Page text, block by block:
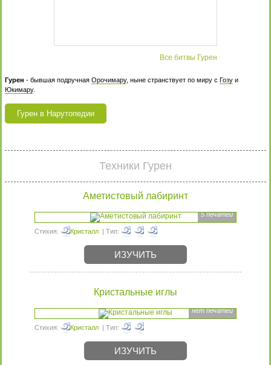
Все битвы Гурен
Гурен - бывшая подручная Орочимару, ныне странствует по миру с Гозу и
Юкимару.
Гурен в Нарутопедии
Техники Гурен
Аметистовый лабиринт
5 печатей
Стихия: Кристалл | Тип:
ИЗУЧИТЬ
Кристальные иглы
нет печатей
Стихия: Кристалл | Тип:
ИЗУЧИТЬ